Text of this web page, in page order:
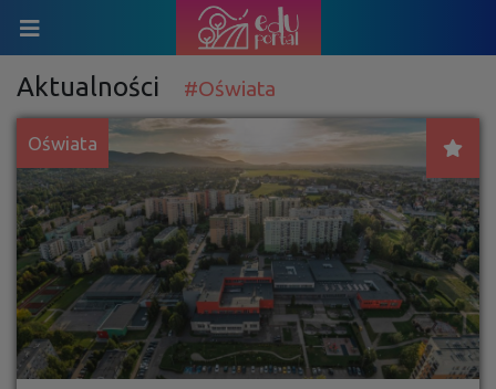
Aktualności #Oświata
Oświata